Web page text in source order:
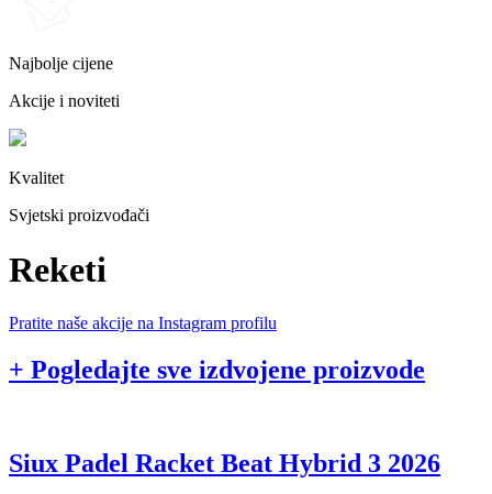
Najbolje cijene
Akcije i noviteti
Kvalitet
Svjetski proizvođači
Reketi
Pratite naše akcije na Instagram profilu
+ Pogledajte sve izdvojene proizvode
Siux Padel Racket Beat Hybrid 3 2026